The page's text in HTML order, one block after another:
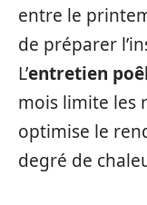
entre le
de préparer
L’entretien
mois limite les
optimise le
degré de